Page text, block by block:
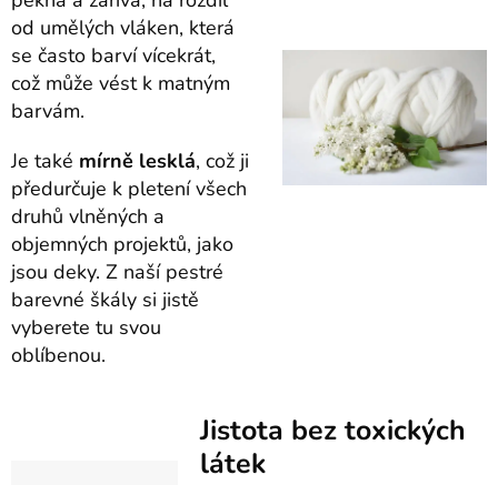
od umělých vláken, která
se často barví vícekrát,
což může vést k matným
barvám.
Je také mírně lesklá, což ji
předurčuje k pletení všech
druhů vlněných a
objemných projektů, jako
jsou deky. Z naší pestré
barevné škály si jistě
vyberete tu svou
oblíbenou.
Jistota bez toxických
látek